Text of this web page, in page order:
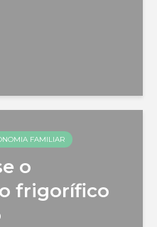
FAMILIAR
o
frigorífico